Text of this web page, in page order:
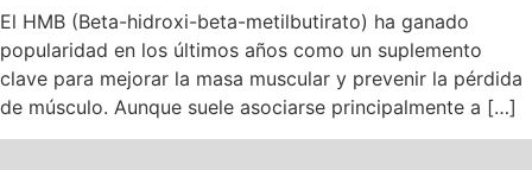
El HMB (Beta-hidroxi-beta-metilbutirato) ha ganado
popularidad en los últimos años como un suplemento
clave para mejorar la masa muscular y prevenir la pérdida
de músculo. Aunque suele asociarse principalmente a […]